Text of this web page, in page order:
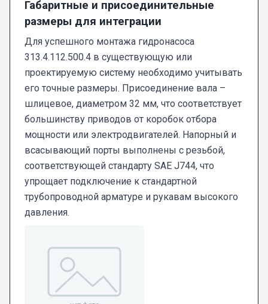
Габаритные и присоединительные
размеры для интеграции
Для успешного монтажа гидронасоса
313.4.112.500.4 в существующую или
проектируемую систему необходимо учитывать
его точные размеры. Присоединение вала –
шлицевое, диаметром 32 мм, что соответствует
большинству приводов от коробок отбора
мощности или электродвигателей. Напорный и
всасывающий порты выполнены с резьбой,
соответствующей стандарту SAE J744, что
упрощает подключение к стандартной
трубопроводной арматуре и рукавам высокого
давления.